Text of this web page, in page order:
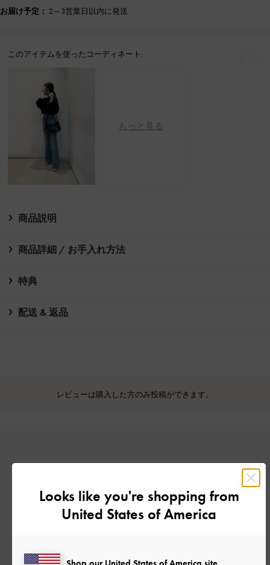
お届け予定： 2～3営業日以内に発送
このアイテムを使ったコーディネート:
もっと見る
商品説明
商品詳細 / お手入れ方法
特典
配送 & 返品
レビューは購入した方のみ投稿ができます。
Looks like you're shopping from
United States of America